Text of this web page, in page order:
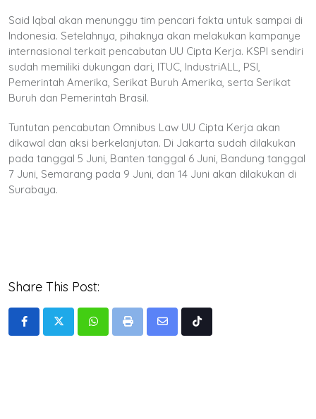
Said Iqbal akan menunggu tim pencari fakta untuk sampai di
Indonesia. Setelahnya, pihaknya akan melakukan kampanye
internasional terkait pencabutan UU Cipta Kerja. KSPI sendiri
sudah memiliki dukungan dari, ITUC, IndustriALL, PSI,
Pemerintah Amerika, Serikat Buruh Amerika, serta Serikat
Buruh dan Pemerintah Brasil.
Tuntutan pencabutan Omnibus Law UU Cipta Kerja akan
dikawal dan aksi berkelanjutan. Di Jakarta sudah dilakukan
pada tanggal 5 Juni, Banten tanggal 6 Juni, Bandung tanggal
7 Juni, Semarang pada 9 Juni, dan 14 Juni akan dilakukan di
Surabaya.
Share This Post:
WhatsappPrint
Share
Tiktok